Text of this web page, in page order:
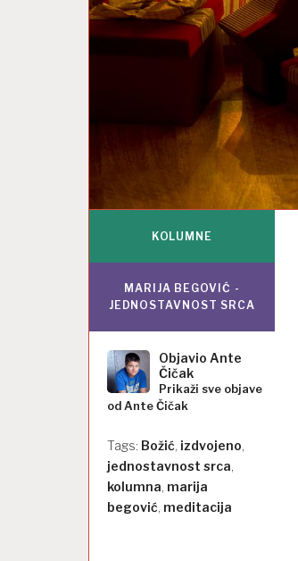
KOLUMNE
MARIJA BEGOVIĆ -
JEDNOSTAVNOST SRCA
Objavio Ante
Čičak
Prikaži sve objave
od Ante Čičak
Tags: Božić, izdvojeno,
jednostavnost srca,
kolumna, marija
begović, meditacija